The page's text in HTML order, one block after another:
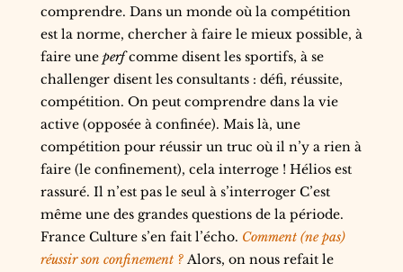
comprendre. Dans un monde où la compétition
est la norme, chercher à faire le mieux possible, à
faire une perfcomme disent les sportifs, à se
challenger disent les consultants : défi, réussite,
compétition. On peut comprendre dans la vie
active (opposée à confinée). Mais là, une
compétition pour réussir un truc où il n’y a rien à
faire (le confinement), cela interroge ! Hélios est
rassuré. Il n’est pas le seul à s’interroger C’est
même une des grandes questions de la période.
France Culture s’en fait l’écho. Comment (ne pas)
réussir son confinement ?Alors, on nous refait le